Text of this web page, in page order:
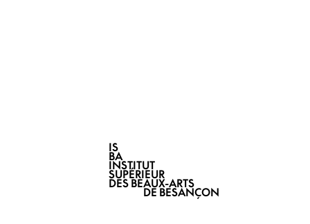
IS
BA
INSTITUT
SUPÉRIEUR
DES BEAUX-ARTS
DE BESANÇON